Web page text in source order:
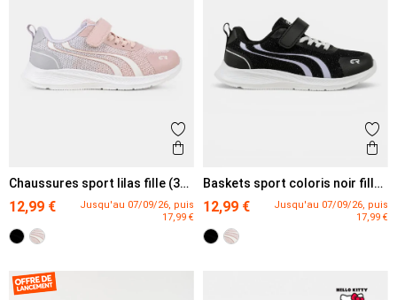
Ajouter aux favoris
Aperçu rapide
Chaussures sport lilas fille (31-
35)
12,99 €
Jusqu'au 07/09/26, puis
17,99 €
Baskets sport coloris noir fille
(31-35)
12,99 €
Jusqu'au 07/09/26, puis
17,99 €